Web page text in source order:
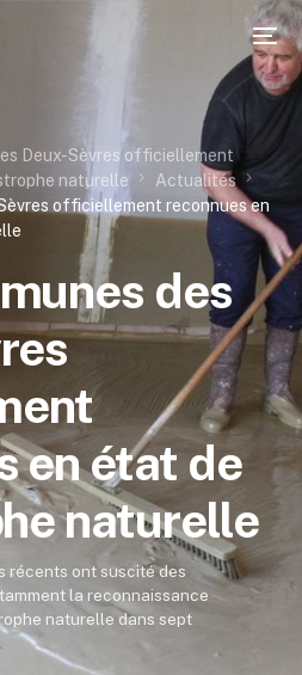
Deux-Sèvres officiellement
naturelle
Actualités
officiellement reconnues en
des
en état de
naturelle
récents ont suscité des
la reconnaissance
naturelle dans sept